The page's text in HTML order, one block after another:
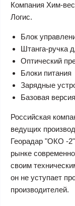
Компания Хим-
Логис.
Блок
Штанга-ручка
Оптический
Блоки питания
Зарядные
Базовая
Российская
ведущих
Георадар "ОКО -
рынке
своим
он не уступает
производителей.